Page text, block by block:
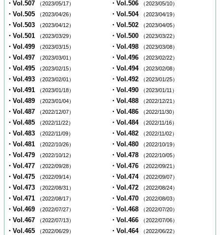
・Vol.507 （2023/05/17） ・Vol.506 （2023/05/10）
・Vol.505 （2023/04/26） ・Vol.504 （2023/04/19）
・Vol.503 （2023/04/12） ・Vol.502 （2023/04/05）
・Vol.501 （2023/03/29） ・Vol.500 （2023/03/22）
・Vol.499 （2023/03/15） ・Vol.498 （2023/03/08）
・Vol.497 （2023/03/01） ・Vol.496 （2023/02/22）
・Vol.495 （2023/02/15） ・Vol.494 （2023/02/08）
・Vol.493 （2023/02/01） ・Vol.492 （2023/01/25）
・Vol.491 （2023/01/18） ・Vol.490 （2023/01/11）
・Vol.489 （2023/01/04） ・Vol.488 （2022/12/21）
・Vol.487 （2022/12/07） ・Vol.486 （2022/11/30）
・Vol.485 （2022/11/22） ・Vol.484 （2022/11/16）
・Vol.483 （2022/11/09） ・Vol.482 （2022/11/02）
・Vol.481 （2022/10/26） ・Vol.480 （2022/10/19）
・Vol.479 （2022/10/12） ・Vol.478 （2022/10/05）
・Vol.477 （2022/09/28） ・Vol.476 （2022/09/21）
・Vol.475 （2022/09/14） ・Vol.474 （2022/09/07）
・Vol.473 （2022/08/31） ・Vol.472 （2022/08/24）
・Vol.471 （2022/08/17） ・Vol.470 （2022/08/03）
・Vol.469 （2022/07/27） ・Vol.468 （2022/07/20）
・Vol.467 （2022/07/13） ・Vol.466 （2022/07/06）
・Vol.465 （2022/06/29） ・Vol.464 （2022/06/22）